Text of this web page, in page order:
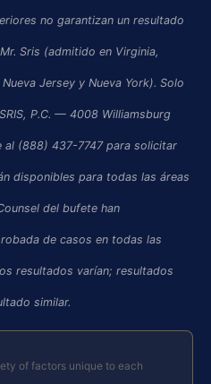
no garantizan un resultado
Sris (admitido en Virginia,
Jersey y Nueva York). Solo
P.C. — 4008 Williamsburg
al (888) 437-7747 para solicitar
disponibles para todas las áreas
del bufete han
de casos en todas las
resultados varían; resultados
similar.
of factors unique to each